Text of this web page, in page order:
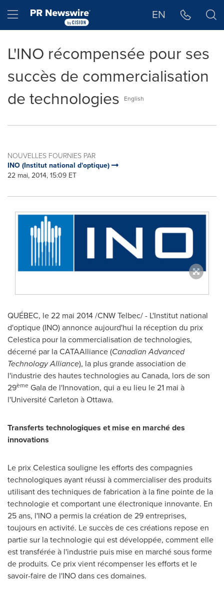
Hamburger menu EN
L'INO récompensée pour ses
succès de commercialisation
de technologies
English
NOUVELLES FOURNIES PAR
INO (Institut national d'optique)
22 mai, 2014, 15:09 ET
QUÉBEC, le 22 mai 2014 /CNW Telbec/ - L'Institut national
d'optique (INO) annonce aujourd'hui la réception du prix
Celestica pour la commercialisation de technologies,
décerné par la CATAAlliance (Canadian Advanced
Technology Alliance), la plus grande association de
l'industrie des hautes technologies au Canada, lors de son
29ème Gala de l'Innovation, qui a eu lieu le 21 mai à
l'UniversitéCarleton àOttawa.
Transferts technologiques et mise en marché des
innovations
Le prix Celestica souligne les efforts des compagnies
technologiques ayant réussi à commercialiser des produits
utilisant des techniques de fabrication à la fine pointe de la
technologie et comportant une électronique innovante. En
25 ans, l'INO a permis la création de 29 entreprises,
toujours en activité. Le succès de ces créations repose en
partie sur la technologie qui est développée, comment elle
est transférée à l'industrie puis mise en marché sous forme
de produits. Ce prix vient récompenser les efforts et le
savoir-faire de l'INO dans ces domaines.